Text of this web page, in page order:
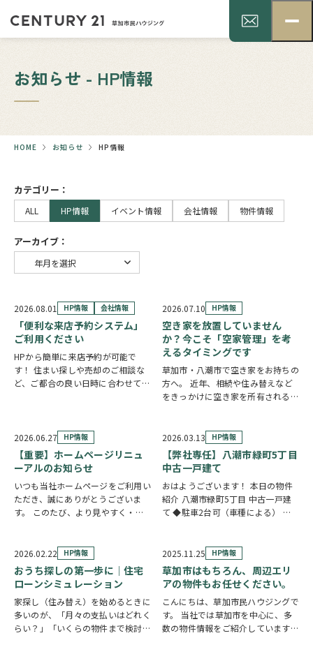
お知らせ - HP情報
HOME お知らせ HP情報
カテゴリー：
ALL HP情報 イベント情報 会社情報 物件情報
アーカイブ：
2026.08.01 HP情報 会社情報
「便利な来店予約システム」
ご利用ください
HPから簡単に来店予約が可能で
す！ 住まい探しや売却のご相談な
ど、ご都合の良い日時に合わせてホ
するだけで予約完了！ 「まずは相
談だけしたい」「気…
2026.07.10 HP情報
空き家を放置していません
か？今こそ「空家管理」を考
えるタイミングです
草加市・八潮市で空き家をお持ちの
方へ。 近年、相続や住み替えなど
をきっかけに空き家を所有される方
んでいるため定期的に様子を見に行
けない」 「売却するか活用するか
迷っている」 な…
2026.06.27 HP情報
【重要】ホームページリニュ
ーアルのお知らせ
いつも当社ホームページをご利用い
ただき、誠にありがとうございま
す。 このたび、より見やすく・使
しました。 新しいホームページで
は、最新の物件情報や地域情報をこ
れまで以上に分かり…
2026.03.13 HP情報
【弊社専任】八潮市緑町5丁目
中古一戸建て
おはようございます！ 本日の物件
紹介 八潮市緑町5丁目 中古一戸建
て ◆駐車2台可（車種による） ◆
お料理中も会話が弾む対面キッチン
◆大きな荷物や季節物も安心なWIC
◆…
2026.02.22 HP情報
おうち探しの第一歩に｜住宅
ローンシミュレーション
家探し（住み替え）を始めるときに
多いのが、「月々の支払いはどれく
らい？」「いくらの物件まで検討で
2025.11.25 HP情報
草加市はもちろん、周辺エリ
アの物件もお任せください。
こんにちは、草加市民ハウジングで
す。 当社では草加市を中心に、多
数の物件情報をご紹介しています。